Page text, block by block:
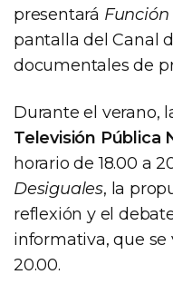
presentará
pantalla del Canal
documentales de
Durante el verano,
Televisión Pública
horario de 18.00 a
Desiguales, la
reflexión y el
informativa, que se
20.00.